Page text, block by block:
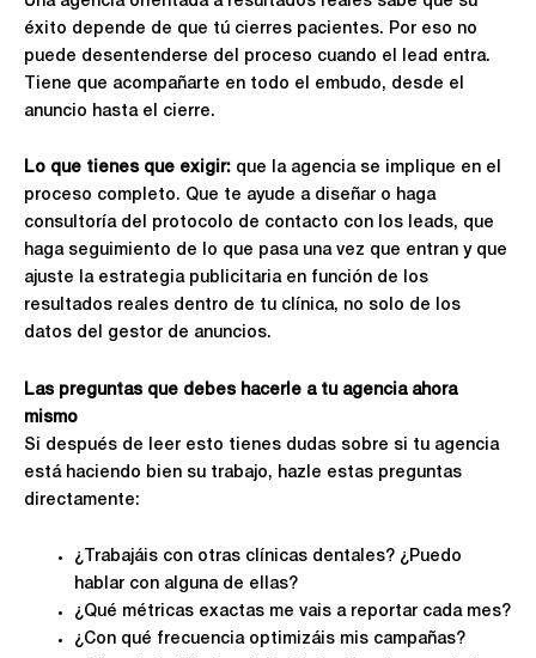
éxito depende de que tú cierres pacientes. Por eso no
puede desentenderse del proceso cuando el lead entra.
Tiene que acompañarte en todo el embudo, desde el
anuncio hasta el cierre.
Lo que tienes que exigir: que la agencia se implique en el
proceso completo. Que te ayude a diseñar o haga
consultoría del protocolo de contacto con los leads, que
haga seguimiento de lo que pasa una vez que entran y que
ajuste la estrategia publicitaria en función de los
resultados reales dentro de tu clínica, no solo de los
datos del gestor de anuncios.
Las preguntas que debes hacerle a tu agencia ahora
mismo
Si después de leer esto tienes dudas sobre si tu agencia
está haciendo bien su trabajo, hazle estas preguntas
directamente:
¿Trabajáis con otras clínicas dentales? ¿Puedo
hablar con alguna de ellas?
¿Qué métricas exactas me vais a reportar cada mes?
¿Con qué frecuencia optimizáis mis campañas?